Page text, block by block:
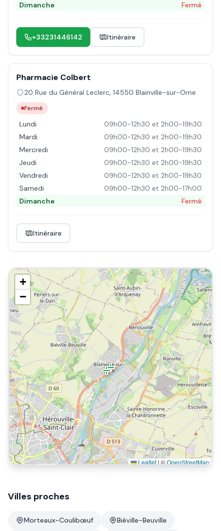
Dimanche
Fermé
+33231446142 Itinéraire
Pharmacie Colbert
20 Rue du Général Leclerc, 14550 Blainville-sur-Orne
Fermé
Lundi
09h00-12h30 et 2h00-19h30
Mardi
09h00-12h30 et 2h00-19h30
Mercredi
09h00-12h30 et 2h00-19h30
Jeudi
09h00-12h30 et 2h00-19h30
Vendredi
09h00-12h30 et 2h00-19h30
Samedi
09h00-12h30 et 2h00-17h00
Dimanche
Fermé
Itinéraire
+
−
Leaflet | ©OpenStreetMap
Villes proches
Morteaux-Coulibœuf Biéville-Beuville